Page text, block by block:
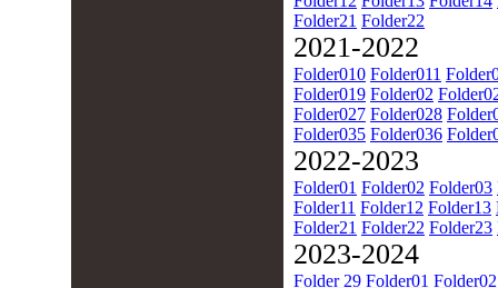
Folder21 Folder22
2021-2022
Folder010 Folder011
Folder019 Folder02
Folder027 Folder028
Folder035 Folder036
2022-2023
Folder01 Folder02 Folder03
Folder11 Folder12 Folder13
Folder21 Folder22 Folder23
2023-2024
Folder 29 Folder01 Folder02